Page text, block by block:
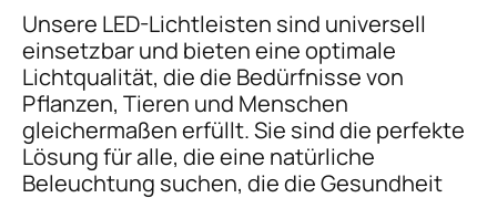
Unsere LED-Lichtleisten sind universell
einsetzbar und bieten eine optimale
Lichtqualität, die die Bedürfnisse von
Pflanzen, Tieren und Menschen
gleichermaßen erfüllt. Sie sind die perfekte
Lösung für alle, die eine natürliche
Beleuchtung suchen, die die Gesundheit